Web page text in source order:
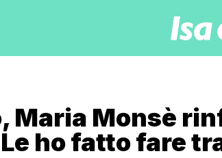
Maria Monsè
ho fatto fare